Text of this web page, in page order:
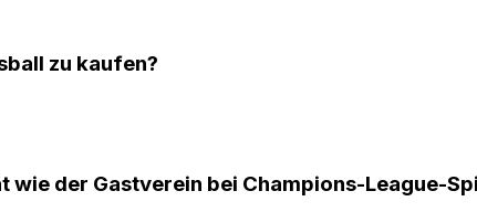
zu kaufen?
der Gastverein bei Champions-League-